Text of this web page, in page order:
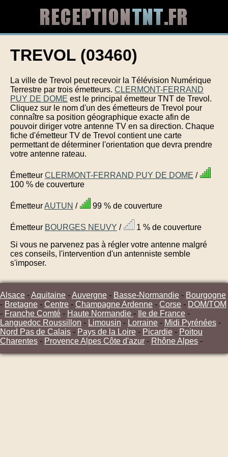
TREVOL (03460)
La ville de Trevol peut recevoir la Télévision Numérique
Terrestre par trois émetteurs. CLERMONT-FERRAND
PUY DE DOME est le principal émetteur TNT de Trevol.
Cliquez sur le nom d'un des émetteurs de Trevol pour
connaître sa position géographique exacte afin de
pouvoir diriger votre antenne TV en sa direction. Chaque
fiche d'émetteur TV de Trevol contient une carte
permettant de déterminer l'orientation que devra prendre
votre antenne rateau.
Émetteur CLERMONT-FERRAND PUY DE DOME /
100 % de couverture
ÉmetteurAUTUN / 99 % de couverture
Émetteur BOURGES NEUVY /
1 % de couverture
Si vous ne parvenez pas à régler votre antenne malgré
ces conseils, l'intervention d'un antenniste semble
s'imposer.
Alsace -Aquitaine -Auvergne - Basse-Normandie - Bourgogne
- Bretagne - Centre - Champagne Ardenne - Corse - DOM/TOM
- Franche Comté - Haute Normandie - Ile de France -
Languedoc Roussillon - Limousin - Lorraine - Midi Pyrénées -
Nord Pas de Calais - Pays de la Loire - Picardie - Poitou
Charentes - Provence Alpes Côte d'azur - Rhône Alpes -